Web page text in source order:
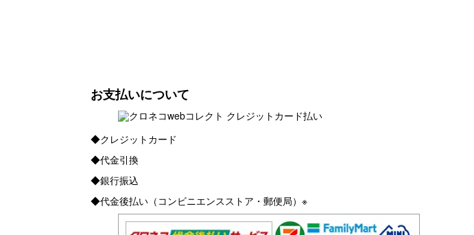
お支払いについて
◆クレジットカード
◆代金引換
◆銀行振込
◆代金後払い（コンビニエンスストア・郵便局）※